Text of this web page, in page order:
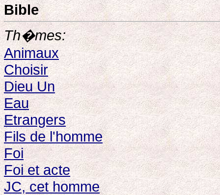
Bible
Th�mes:
Animaux
Choisir
Dieu Un
Eau
Etrangers
Fils de l'homme
Foi
Foi et acte
JC, cet homme